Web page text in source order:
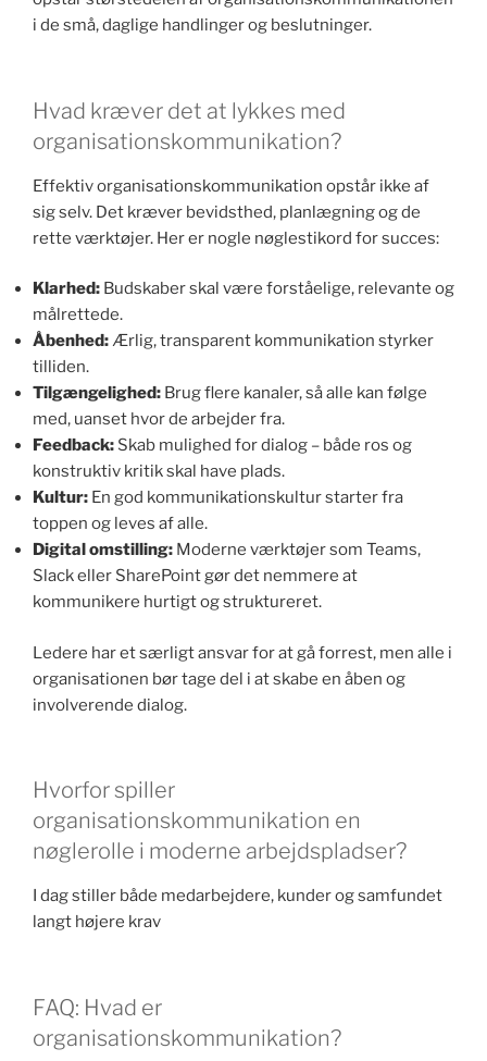
i de små, daglige handlinger og beslutninger.
Hvad kræver det at lykkes med
organisationskommunikation?
Effektiv organisationskommunikation opstår ikke af
sig selv. Det kræver bevidsthed, planlægning og de
rette værktøjer. Her er nogle nøglestikord for succes:
Klarhed: Budskaber skal være forståelige, relevante og
målrettede.
Åbenhed:Ærlig, transparent kommunikation styrker
tilliden.
Tilgængelighed: Brug flere kanaler, så alle kan følge
med, uanset hvor de arbejder fra.
Feedback: Skab mulighed for dialog – både ros og
konstruktiv kritik skal have plads.
Kultur: En god kommunikationskultur starter fra
toppen og leves af alle.
Digital omstilling: Moderne værktøjer som Teams,
Slack eller SharePoint gør det nemmere at
kommunikere hurtigt og struktureret.
Ledere har et særligt ansvar for at gå forrest, men alle i
organisationen bør tage del i at skabe en åben og
involverende dialog.
Hvorfor spiller
organisationskommunikation en
nøglerolle i moderne arbejdspladser?
I dag stiller både medarbejdere, kunder og samfundet
langt højere krav
FAQ: Hvad er
organisationskommunikation?